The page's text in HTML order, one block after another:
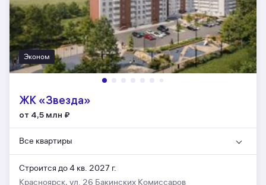
Эконом
ЖК «Звезда»
от 4,5 млн ₽
Все квартиры
Строится до 4 кв. 2027 г.
Красноярск, ул. 26 Бакинских Комиссаров